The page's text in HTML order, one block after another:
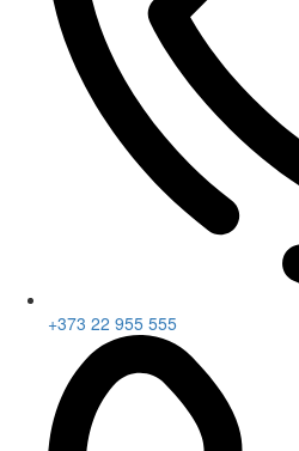
+373 22 955 555